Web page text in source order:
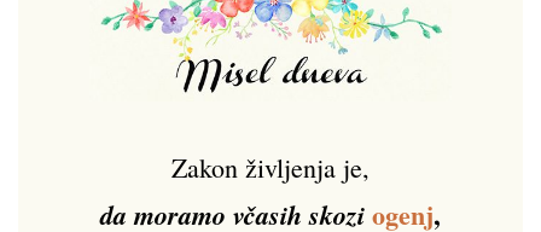
Zakon življenja je,
da moramo včasih skoziogenj,